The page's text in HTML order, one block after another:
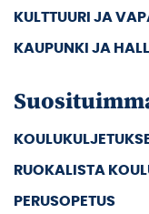
KULTTUURI JA
KAUPUNKI JA
RUOKALISTA
PERUSOPETUS